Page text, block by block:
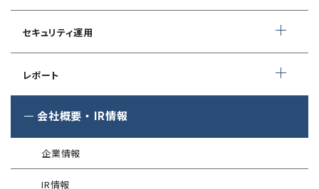
CSIRT構築／運用支援
インシデント初動対応準備支援
Shift Left コンサルティング
プレリミナリーサーベイ
クラウドセキュリティ設定診断
アタックサーフェス調査
SQAT with Swift Delivery
緊急対応サービス
セキュリスト（SecuriST）
EC-Council
（セキュリティエンジニア養成講座）
セキュリティ運用
マネージドセキュリティサービス (MSS)
Managed Security Service for AWS
WAF運用
レポート
SQAT セキュリティレポート
SQAT®情報セキュリティ瓦版
導入事例
会社概要 ・ IR情報
企業情報
IR情報